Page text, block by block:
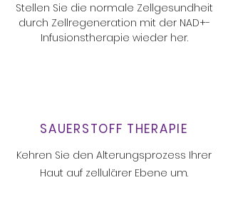
Stellen Sie die normale Zellgesundheit
durch Zellregeneration mit der NAD+-
Infusionstherapie wieder her.
SAUERSTOFF THERAPIE
Kehren Sie den Alterungsprozess Ihrer
Haut auf zellulärer Ebene um.